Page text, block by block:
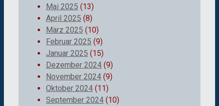
Mai 2025 (13)
April 2025 (8)
März 2025 (10)
Februar 2025 (9)
Januar 2025 (15)
Dezember 2024 (9)
November 2024 (9)
Oktober 2024 (11)
September 2024 (10)